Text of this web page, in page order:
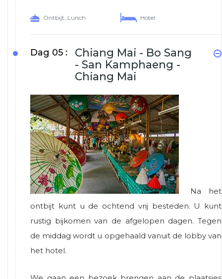
Ontbijt, Lunch Hotel
Dag 05 :
Chiang Mai - Bo Sang
- San Kamphaeng -
Chiang Mai
Na het
ontbijt kunt u de ochtend vrij besteden. U kunt
rustig bijkomen van de afgelopen dagen. Tegen
de middag wordt u opgehaald vanuit de lobby van
het hotel.